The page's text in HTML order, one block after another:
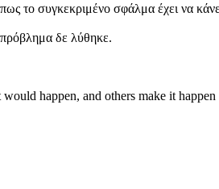
το συγκεκριμένο σφάλμα έχει να
δε λύθηκε.
happen, and others make it